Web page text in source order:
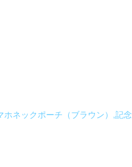
ネックポーチ（ブラウン）,記念